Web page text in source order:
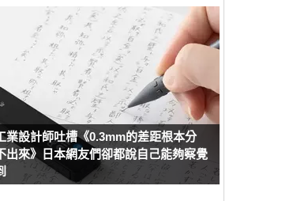
業設計師吐槽《0.3mm的差距根本分
出來》日本網友們卻都說自己能夠察覺